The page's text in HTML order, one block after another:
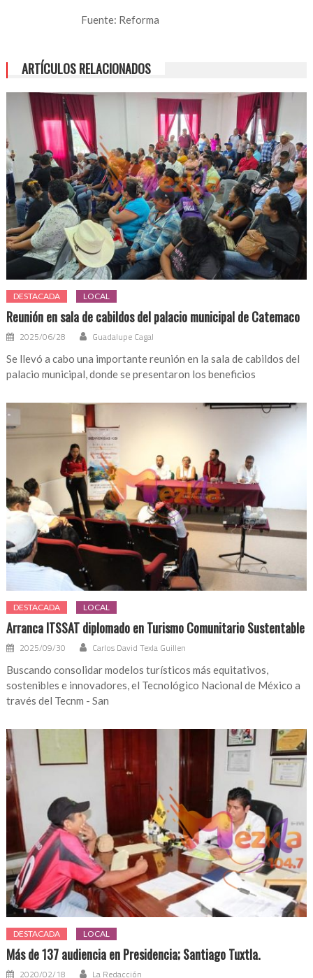
privado,
Gobierno:
AMLO
Fuente: Reforma
ARTÍCULOS RELACIONADOS
DESTACADA LOCAL
Reunión en sala de cabildos del palacio municipal de Catemaco
2025/06/28 Guadalupe Cagal
Se llevó a cabo una importante reunión en la sala de cabildos del
palacio municipal, donde se presentaron los beneficios
DESTACADA LOCAL
Arranca ITSSAT diplomado en Turismo Comunitario Sustentable
2025/09/30 Carlos David Texla Guillen
Buscando consolidar modelos turísticos más equitativos,
sostenibles e innovadores, el Tecnológico Nacional de México a
través del Tecnm - San
DESTACADA LOCAL
Más de 137 audiencia en Presidencia; Santiago Tuxtla.
2020/02/18 La Redacción